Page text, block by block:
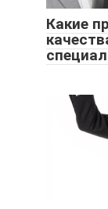
Какие